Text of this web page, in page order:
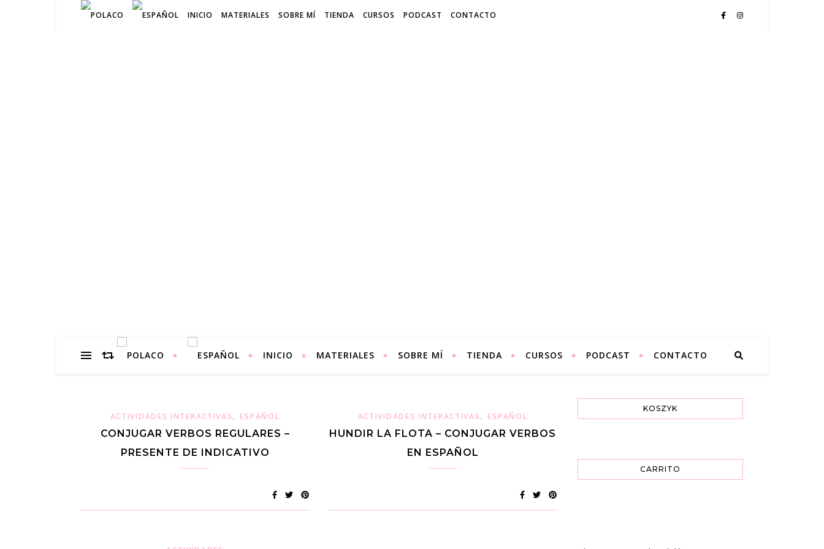
INICIO MATERIALES SOBRE MÍ TIENDA CURSOS PODCAST CONTACTO
INICIO MATERIALES SOBRE MÍ TIENDA CURSOS PODCAST CONTACTO
ACTIVIDADES INTERACTIVAS, ESPAÑOL
CONJUGAR VERBOS REGULARES –
PRESENTE DE INDICATIVO
ACTIVIDADES INTERACTIVAS, ESPAÑOL
HUNDIR LA FLOTA – CONJUGAR VERBOS
EN ESPAÑOL
KOSZYK
CARRITO